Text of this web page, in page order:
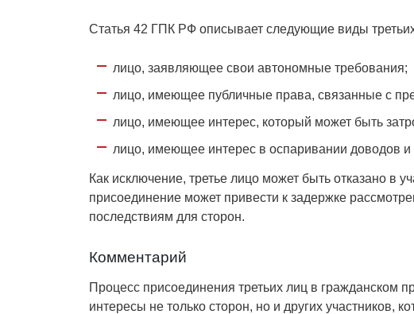
Статья 42 ГПК РФ описывает следующие виды
лицо, заявляющее свои автономные требования;
лицо, имеющее публичные права, связанные с
лицо, имеющее интерес, который может быть
лицо, имеющее интерес в оспаривании доводов и
Как исключение, третье лицо может быть отказано в
присоединение может привести к задержке
последствиям для сторон.
Комментарий
Процесс присоединения третьих лиц в гражданском
интересы не только сторон, но и других участников,